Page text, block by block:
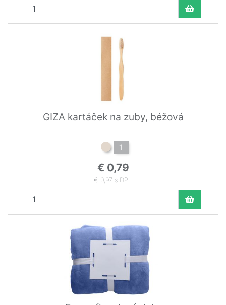
GIZA kartáček na zuby, béžová
1
€ 0,79
€ 0,97 s DPH